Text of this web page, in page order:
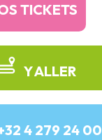
TICKETS
Y ALLER
4 279 24 00